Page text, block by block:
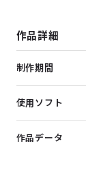
作品詳細
制作期間
使用ソフト
作品データ